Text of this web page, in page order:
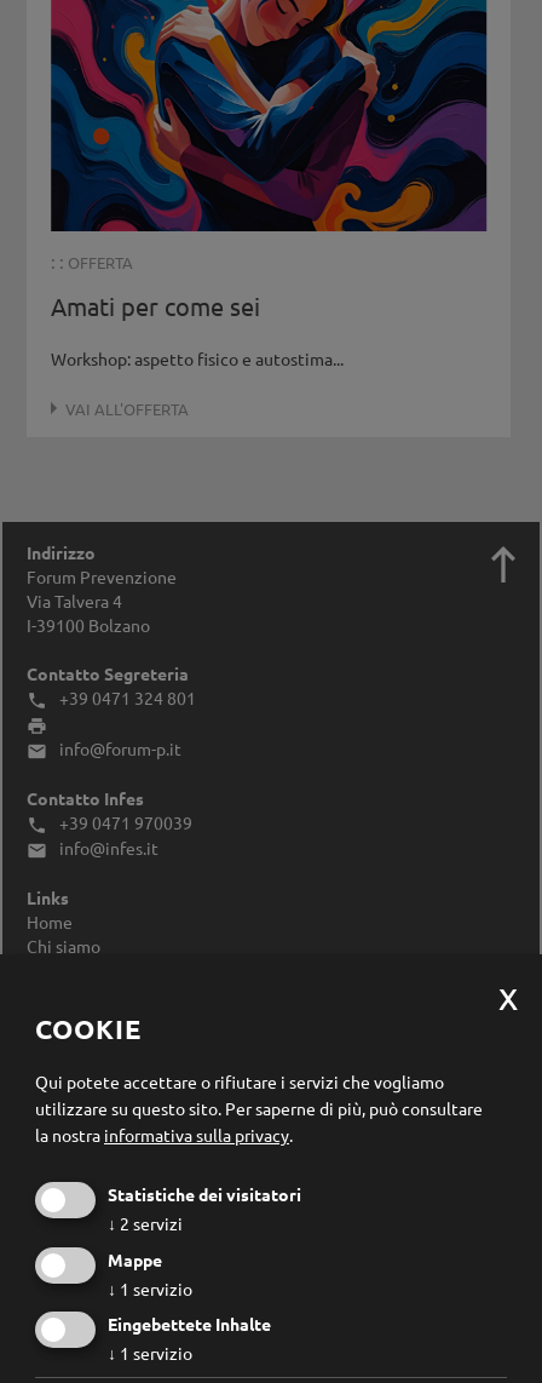
: : OFFERTA
Amati per come sei
Workshop: aspetto fisico e autostima...
VAI ALL'OFFERTA
Indirizzo
Forum Prevenzione
Via Talvera 4
I-39100 Bolzano
Contatto Segreteria
 +39 0471 324 801


info@forum-p.it
Contatto Infes
 +39 0471 970039
 info@infes.it
Links
Home
Chi siamo
Modificare le impostazioni dei cookie

Registrazione newsletter
COOKIE
Qui potete accettare o rifiutare i servizi che vogliamo
utilizzare su questo sito. Per saperne di più, può consultare
la nostra informativa sulla privacy.
Statistiche dei visitatori
↓ 2 servizi
Mappe
↓ 1 servizio
Eingebettete Inhalte
↓ 1 servizio